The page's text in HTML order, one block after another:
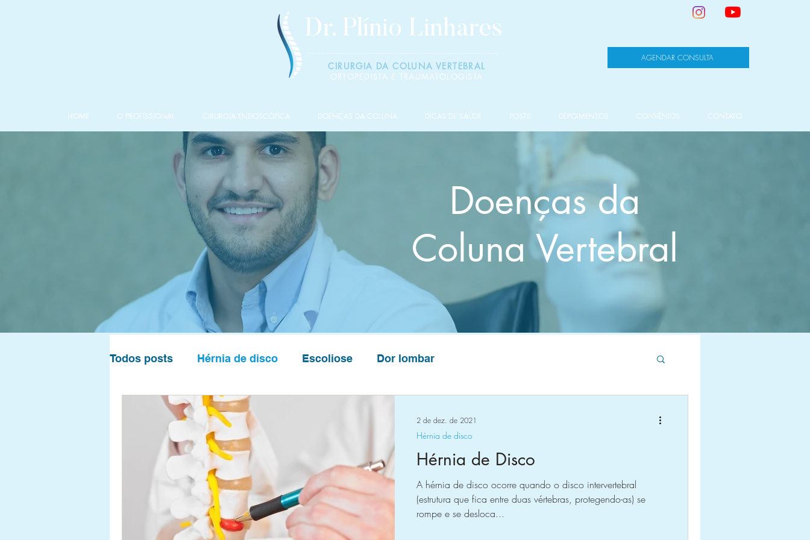
Dr. Plínio Linhares
CIRURGIA DA COLUNA VERTEBRAL
ORTOPEDISTA E TRAUMATOLOGISTA
AGENDAR CONSULTA
HOME O PROFISSIONAL CIRURGIA ENDOSCÓPICA DOENÇAS DA COLUNA DICAS DE SAÚDE POSTS DEPOIMENTOS CONVÊNIOS CONTATO
Doenças da
Coluna Vertebral
Todos posts Hérnia de disco Escoliose Dor lombar
Hérnia de Disco
A hérnia de disco ocorre quando o disco intervertebral
(estrutura que fica entre duas vértebras, protegendo-as) se
rompe e se desloca...
Hérnia de disco
2 de dez. de 2021